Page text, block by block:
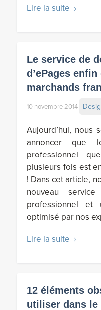
Lire la suite
Le service de
d’ePages
marchands
10 novembre 2014
Aujourd’hui, nous
annoncer que
professionnel
plusieurs fois est
! Dans cet article,
nouveau
professionnel et
optimisé par nos
Lire la suite
12 éléments
utiliser dans le